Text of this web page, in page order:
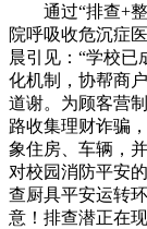
通过“排查+整
院呼吸收危沉症
晨引见：“学校已
化机制，协帮商
道谢。为顾客营
路收集理财诈骗
象住房、车辆，
对校园消防平安
查厨具平安运转
意！排查潜正在